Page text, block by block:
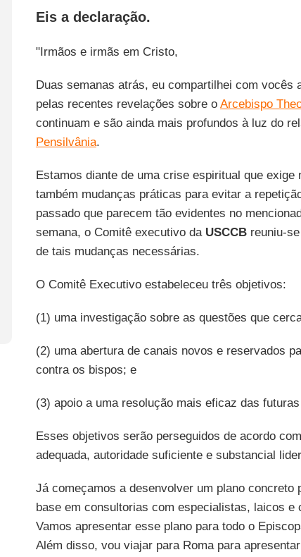
Eis a declaração.
"Irmãos e irmãs em Cristo,
Duas semanas atrás, eu compartilhei com vocês
pelas recentes revelações sobre o Arcebispo
continuam e são ainda mais profundos à luz do
Pensilvânia.
Estamos diante de uma crise espiritual que
também mudanças práticas para evitar a
passado que parecem tão evidentes no
semana, o Comitê executivo da USCCBreuniu-se
de tais mudanças necessárias.
O Comitê Executivo estabeleceu três objetivos:
(1) uma investigação sobre as questões que
(2) uma abertura de canais novos e reservados
contra os bispos; e
(3) apoio a uma resolução mais eficaz das
Esses objetivos serão perseguidos de acordo
adequada, autoridade suficiente e substancial
Já começamos a desenvolver um plano concreto
base em consultorias com especialistas, laicos e
Vamos apresentar esse plano para todo o
Além disso, vou viajar para Roma para